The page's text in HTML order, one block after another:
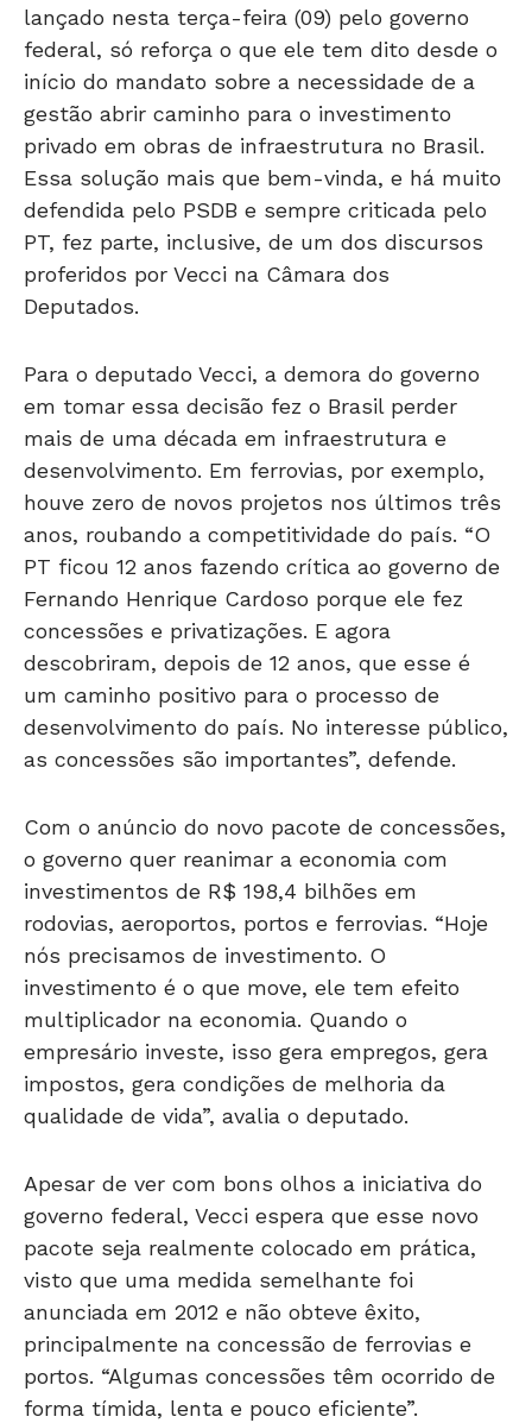
lançado nesta terça-feira (09) pelo governo
federal, só reforça o que ele tem dito desde o
início do mandato sobre a necessidade de a
gestão abrir caminho para o investimento
privado em obras de infraestrutura no Brasil.
Essa solução mais que bem-vinda, e há muito
defendida pelo PSDB e sempre criticada pelo
PT, fez parte, inclusive, de um dos discursos
proferidos por Vecci na Câmara dos
Deputados.
Para o deputado Vecci, a demora do governo
em tomar essa decisão fez o Brasil perder
mais de uma década em infraestrutura e
desenvolvimento. Em ferrovias, por exemplo,
houve zero de novos projetos nos últimos três
anos, roubando a competitividade do país. “O
PT ficou 12 anos fazendo crítica ao governo de
Fernando Henrique Cardoso porque ele fez
concessões e privatizações. E agora
descobriram, depois de 12 anos, que esse é
um caminho positivo para o processo de
desenvolvimento do país. No interesse público,
as concessões são importantes”, defende.
Com o anúncio do novo pacote de concessões,
o governo quer reanimar a economia com
investimentos de R$ 198,4 bilhões em
rodovias, aeroportos, portos e ferrovias. “Hoje
nós precisamos de investimento. O
investimento é o que move, ele tem efeito
multiplicador na economia. Quando o
empresário investe, isso gera empregos, gera
impostos, gera condições de melhoria da
qualidade de vida”, avalia o deputado.
Apesar de ver com bons olhos a iniciativa do
governo federal, Vecci espera que esse novo
pacote seja realmente colocado em prática,
visto que uma medida semelhante foi
anunciada em 2012 e não obteve êxito,
principalmente na concessão de ferrovias e
portos. “Algumas concessões têm ocorrido de
forma tímida, lenta e pouco eficiente”.